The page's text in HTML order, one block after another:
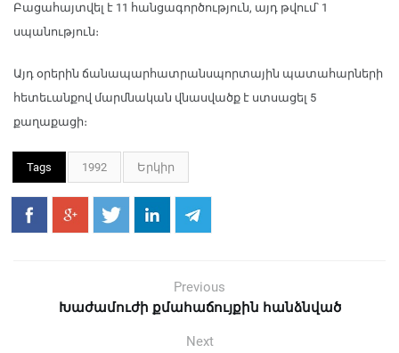
Բացահայտվել է 11 հանցագործություն, այդ թվում՝ 1
սպանություն։
Այդ օրերին ճանապարհատրանսպորտային պատահարների
հետեւանքով մարմնական վնասվածք է ստսացել 5
քաղաքացի։
Tags 1992 Երկիր
Previous
Խաժամուժի քմահաճույքին հանձնված
Next